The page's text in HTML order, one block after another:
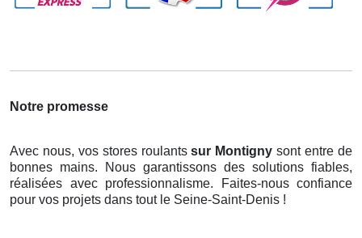
Notre promesse
Avec nous, vos stores roulantssur Montignysont entre de
bonnes mains. Nous garantissons des solutions fiables,
réalisées avec professionnalisme. Faites-nous confiance
pour vos projets dans tout le Seine-Saint-Denis !